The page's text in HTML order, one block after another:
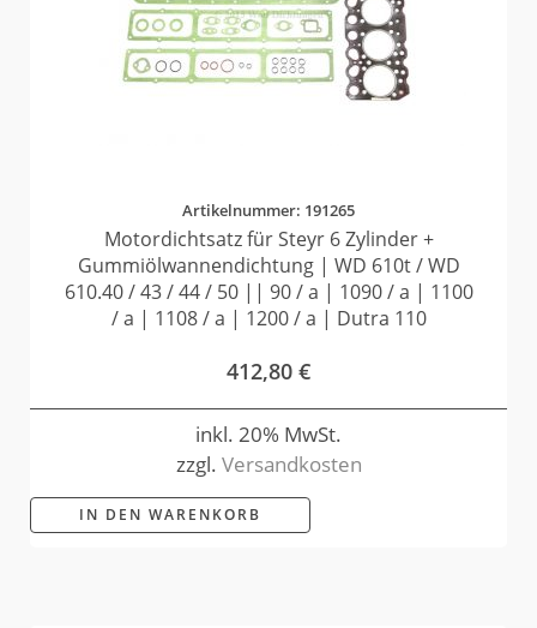
Artikelnummer: 191265
Motordichtsatz für Steyr 6 Zylinder +
Gummiölwannendichtung | WD 610t / WD
610.40 / 43 / 44 / 50 || 90 / a | 1090 / a | 1100
/ a | 1108 / a | 1200 / a | Dutra 110
412,80 €
inkl. 20% MwSt.
zzgl. Versandkosten
IN DEN WARENKORB